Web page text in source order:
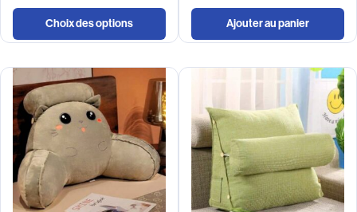
Choix des options Ajouter au panier